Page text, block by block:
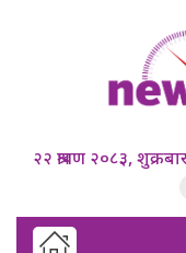
२२ श्रावण २०८३,